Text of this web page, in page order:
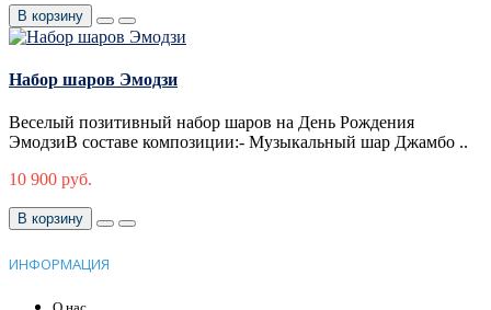
В корзину
Набор шаров Эмодзи
Веселый позитивный набор шаров на День Рождения
ЭмодзиВ составе композиции:- Музыкальный шар Джамбо ..
10 900 руб.
В корзину
ИНФОРМАЦИЯ